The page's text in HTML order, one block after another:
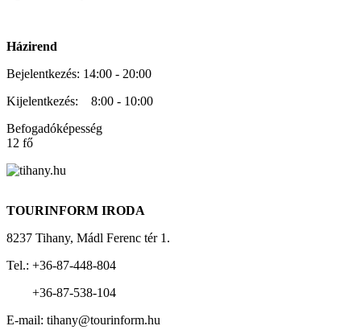
Házirend
Bejelentkezés: 14:00 - 20:00
Kijelentkezés: 8:00 - 10:00
Befogadóképesség
12 fő
TOURINFORM IRODA
8237 Tihany, Mádl Ferenc tér 1.
Tel.: +36-87-448-804
+36-87-538-104
E-mail: tihany@tourinform.hu